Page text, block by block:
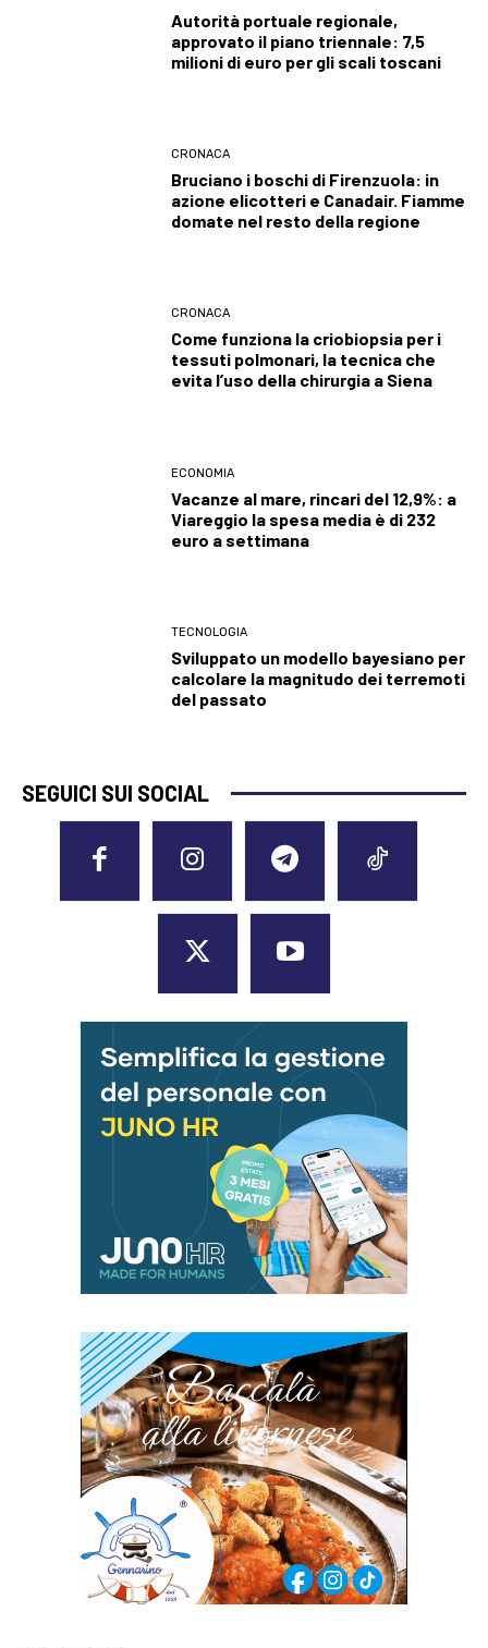
Autorità portuale regionale,
approvato il piano triennale: 7,5
milioni di euro per gli scali toscani
CRONACA
Bruciano i boschi di Firenzuola: in
azione elicotteri e Canadair. Fiamme
domate nel resto della regione
CRONACA
Come funziona la criobiopsia per i
tessuti polmonari, la tecnica che
evita l’uso della chirurgia a Siena
ECONOMIA
Vacanze al mare, rincari del 12,9%: a
Viareggio la spesa media è di 232
euro a settimana
TECNOLOGIA
Sviluppato un modello bayesiano per
calcolare la magnitudo dei terremoti
del passato
SEGUICI SUI SOCIAL